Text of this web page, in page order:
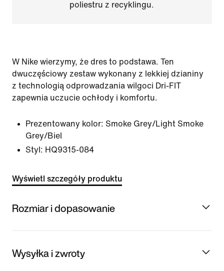
poliestru z recyklingu.
W Nike wierzymy, że dres to podstawa. Ten
dwuczęściowy zestaw wykonany z lekkiej dzianiny
z technologią odprowadzania wilgoci Dri-FIT
zapewnia uczucie ochłody i komfortu.
Prezentowany kolor: Smoke Grey/Light Smoke
Grey/Biel
Styl: HQ9315-084
Wyświetl szczegóły produktu
Rozmiar i dopasowanie
Wysyłka i zwroty